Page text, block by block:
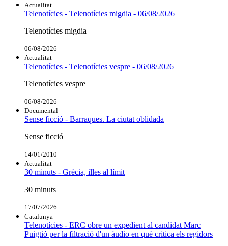
Actualitat
Telenotícies - Telenotícies migdia - 06/08/2026
Telenotícies migdia
06/08/2026
Actualitat
Telenotícies - Telenotícies vespre - 06/08/2026
Telenotícies vespre
06/08/2026
Documental
Sense ficció - Barraques. La ciutat oblidada
Sense ficció
14/01/2010
Actualitat
30 minuts - Grècia, illes al límit
30 minuts
17/07/2026
Catalunya
Telenotícies - ERC obre un expedient al candidat Marc
Puigtió per la filtració d'un àudio en què critica els regidors